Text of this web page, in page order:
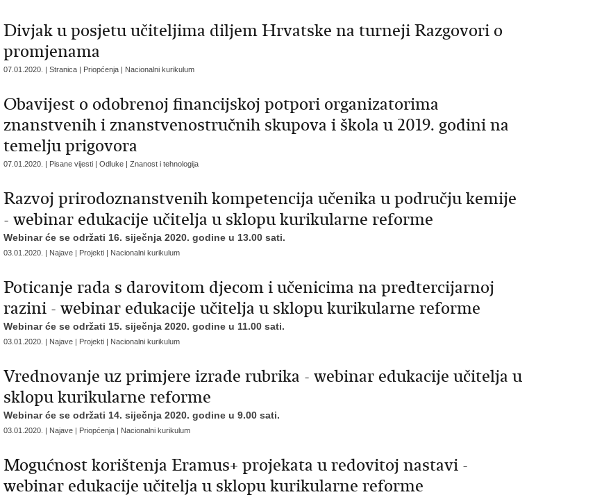
Divjak u posjetu učiteljima diljem Hrvatske na turneji Razgovori o
promjenama
07.01.2020. | Stranica | Priopćenja | Nacionalni kurikulum
Obavijest o odobrenoj financijskoj potpori organizatorima
znanstvenih i znanstvenostručnih skupova i škola u 2019. godini na
temelju prigovora
07.01.2020. | Pisane vijesti | Odluke | Znanost i tehnologija
Razvoj prirodoznanstvenih kompetencija učenika u području kemije
- webinar edukacije učitelja u sklopu kurikularne reforme
Webinar će se održati 16. siječnja 2020. godine u 13.00 sati.
03.01.2020. | Najave | Projekti | Nacionalni kurikulum
Poticanje rada s darovitom djecom i učenicima na predtercijarnoj
razini - webinar edukacije učitelja u sklopu kurikularne reforme
Webinar će se održati 15. siječnja 2020. godine u 11.00 sati.
03.01.2020. | Najave | Projekti | Nacionalni kurikulum
Vrednovanje uz primjere izrade rubrika - webinar edukacije učitelja u
sklopu kurikularne reforme
Webinar će se održati 14. siječnja 2020. godine u 9.00 sati.
03.01.2020. | Najave | Priopćenja | Nacionalni kurikulum
Mogućnost korištenja Eramus+ projekata u redovitoj nastavi -
webinar edukacije učitelja u sklopu kurikularne reforme